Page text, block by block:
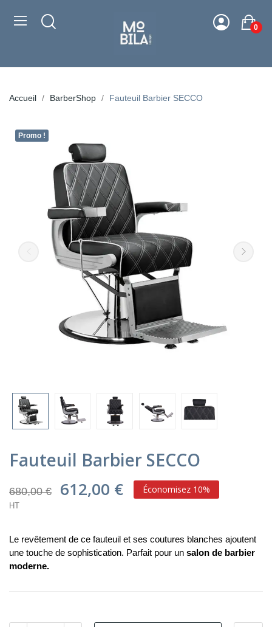
0
Accueil BarberShop Fauteuil Barbier SECCO
Promo !
Fauteuil Barbier SECCO
680,00 € 612,00 € Économisez 10%
HT
Le revêtement de ce fauteuil et ses coutures blanches ajoutent
une touche de sophistication. Parfait pour un salon de barbier
moderne.